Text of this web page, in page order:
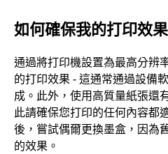
如何確保我的打印效
通過將打印機設置為最高分辨
的打印效果 - 這通常通過設備
成。此外，使用高質量紙張還
此請確保您打印的任何內容都
後，嘗試偶爾更換墨盒，因為
的效果。